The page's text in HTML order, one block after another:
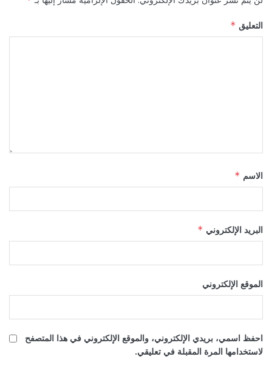
التعليق *
الاسم *
البريد الإلكتروني *
الموقع الإلكتروني
احفظ اسمي، بريدي الإلكتروني، والموقع الإلكتروني في هذا المتصفح
لاستخدامها المرة المقبلة في تعليقي.